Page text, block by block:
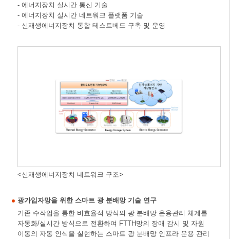
- 에너지장치 실시간 통신 기술
- 에너지장치 실시간 네트워크 플랫폼 기술
- 신재생에너지장치 통합 테스트베드 구축 및 운영
<신재생에너지장치 네트워크 구조>
광가입자망을 위한 스마트 광 분배망 기술 연구
기존 수작업을 통한 비효율적 방식의 광 분배망 운용관리 체계를
자동화/실시간 방식으로 전환하여 FTTH망의 장애 감시 및 자원
이동의 자동 인식을 실현하는 스마트 광 분배망 인프라 운용 관리